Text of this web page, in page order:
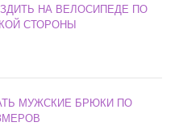
НА ВЕЛОСИПЕДЕ ПО
СТОРОНЫ
МУЖСКИЕ БРЮКИ ПО